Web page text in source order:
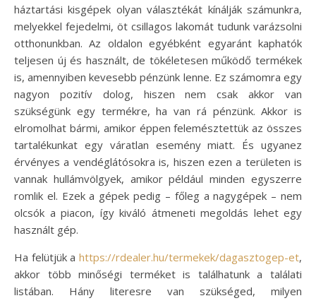
háztartási kisgépek olyan választékát kínálják számunkra,
melyekkel fejedelmi, öt csillagos lakomát tudunk varázsolni
otthonunkban. Az oldalon egyébként egyaránt kaphatók
teljesen új és használt, de tökéletesen működő termékek
is, amennyiben kevesebb pénzünk lenne. Ez számomra egy
nagyon pozitív dolog, hiszen nem csak akkor van
szükségünk egy termékre, ha van rá pénzünk. Akkor is
elromolhat bármi, amikor éppen felemésztettük az összes
tartalékunkat egy váratlan esemény miatt. És ugyanez
érvényes a vendéglátósokra is, hiszen ezen a területen is
vannak hullámvölgyek, amikor például minden egyszerre
romlik el. Ezek a gépek pedig – főleg a nagygépek – nem
olcsók a piacon, így kiváló átmeneti megoldás lehet egy
használt gép.
Ha felütjük a https://rdealer.hu/termekek/dagasztogep-et,
akkor több minőségi terméket is találhatunk a találati
listában. Hány literesre van szükséged, milyen